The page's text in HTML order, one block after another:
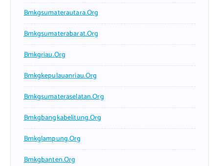
Bmkgsumaterautara.org
Bmkgsumaterabarat.org
Bmkgriau.org
Bmkgkepulauanriau.org
Bmkgsumateraselatan.org
Bmkgbangkabelitung.org
Bmkglampung.org
Bmkgbanten.org